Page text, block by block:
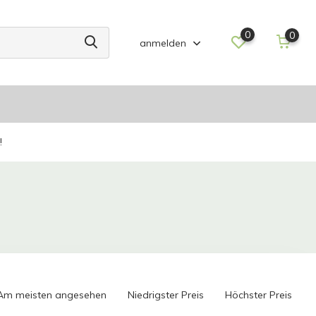
anmelden
0 0
meisten angesehen Niedrigster Preis Höchster Preis